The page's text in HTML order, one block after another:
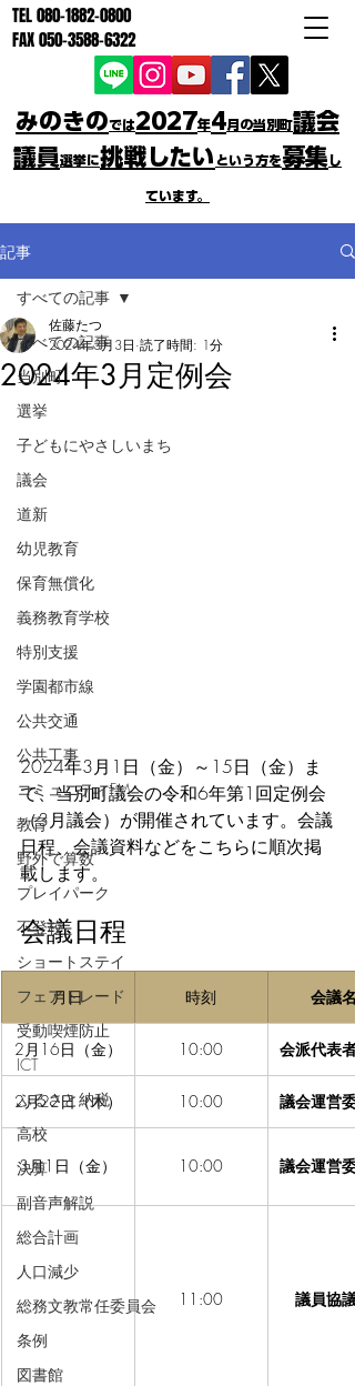
TEL080-1882-0800
FAX050-3588-6322
みのきのでは2027年4月の当別町議会
議員選挙に挑戦したい という方を募集 し
ています。
記事
すべての記事
当別町
選挙
子どもにやさしいまち
議会
道新
幼児教育
保育無償化
義務教育学校
特別支援
学園都市線
公共交通
公共工事
コミュニティFM
教育
野外で算数
プレイパーク
不登校
ショートステイ
フェアトレード
受動喫煙防止
ICT
ふるさと納税
高校
決算
副音声解説
総合計画
人口減少
総務文教常任委員会
条例
図書館
すべての記事
2024年3月定例会
佐藤たつ
2024年3月3日 読了時間: 1分
2024年3月1日（金）～15日（金）ま
で、当別町議会の令和6年第1回定例会
（3月議会）が開催されています。会議
日程、会議資料などをこちらに順次掲
載します。
会議日程
月日 時刻 会議名
2月16日（金） 10:00 会派代表者
2月22日（木） 10:00 議会運営委
3月1日（金） 10:00 議会運営委
11:00 議員協議